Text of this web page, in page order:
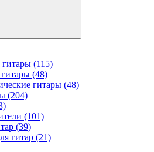
(115)
(48)
гитары (48)
(204)
(101)
(39)
гитар (21)